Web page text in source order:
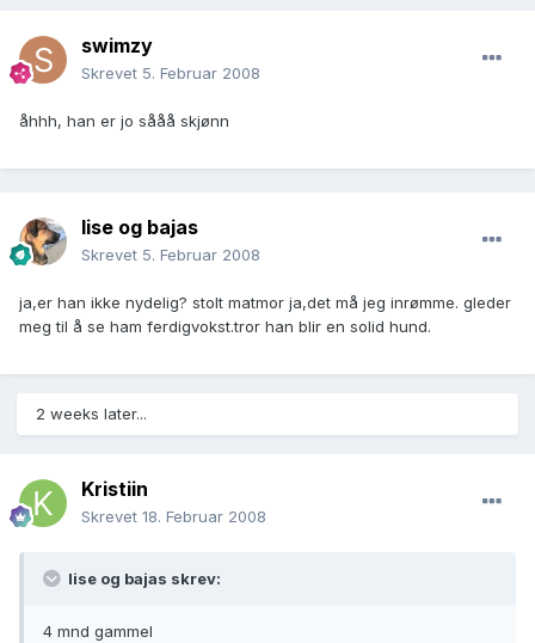
swimzy
Skrevet 5. Februar 2008
åhhh, han er jo sååå skjønn
lise og bajas
Skrevet 5. Februar 2008
ja,er han ikke nydelig? stolt matmor ja,det må jeg inrømme. gleder
meg til å se ham ferdigvokst.tror han blir en solid hund.
2 weeks later...
Kristiin
Skrevet 18. Februar 2008
lise og bajas skrev:
4 mnd gammel